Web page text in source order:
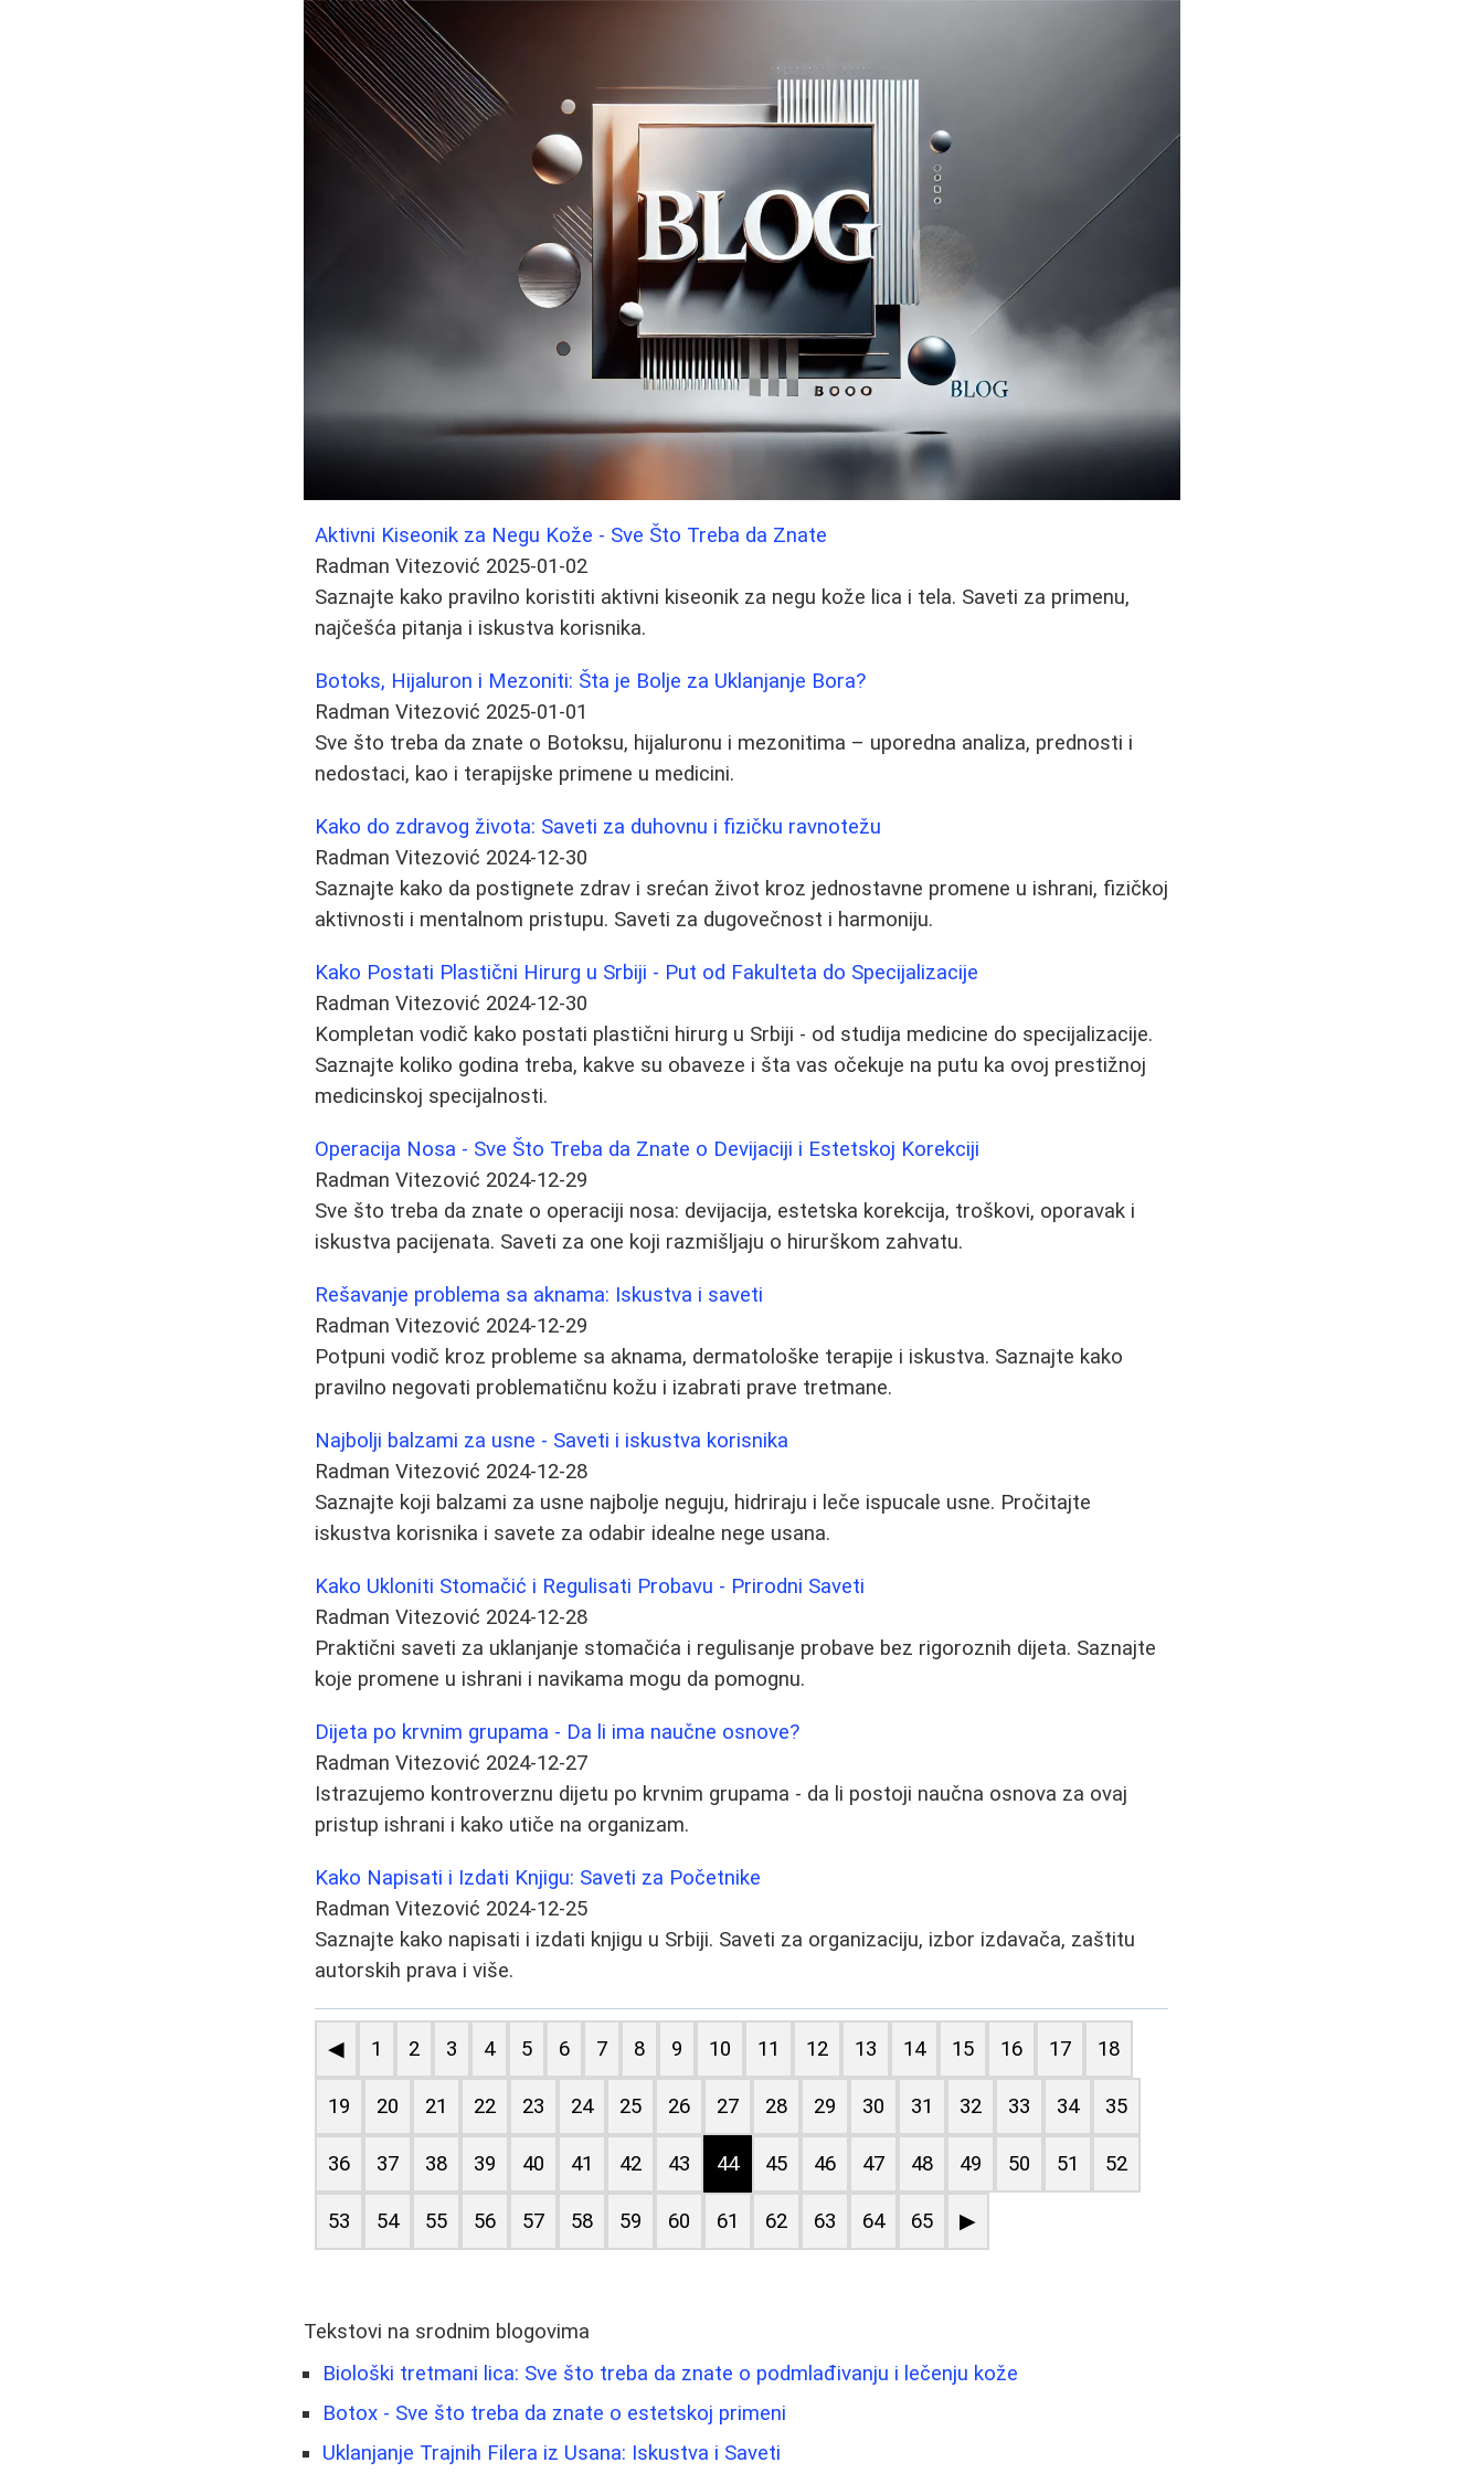
Aktivni Kiseonik za Negu Kože - Sve Što Treba da Znate
Radman Vitezović 2025-01-02
Saznajte kako pravilno koristiti aktivni kiseonik za negu kože lica i tela. Saveti za primenu,
najčešća pitanja i iskustva korisnika.
Botoks, Hijaluron i Mezoniti: Šta je Bolje za Uklanjanje Bora?
Radman Vitezović 2025-01-01
Sve što treba da znate o Botoksu, hijaluronu i mezonitima – uporedna analiza, prednosti i
nedostaci, kao i terapijske primene u medicini.
Kako do zdravog života: Saveti za duhovnu i fizičku ravnotežu
Radman Vitezović 2024-12-30
Saznajte kako da postignete zdrav i srećan život kroz jednostavne promene u ishrani, fizičkoj
aktivnosti i mentalnom pristupu. Saveti za dugovečnost i harmoniju.
Kako Postati Plastični Hirurg u Srbiji - Put od Fakulteta do Specijalizacije
Radman Vitezović 2024-12-30
Kompletan vodič kako postati plastični hirurg u Srbiji - od studija medicine do specijalizacije.
Saznajte koliko godina treba, kakve su obaveze i šta vas očekuje na putu ka ovoj prestižnoj
medicinskoj specijalnosti.
Operacija Nosa - Sve Što Treba da Znate o Devijaciji i Estetskoj Korekciji
Radman Vitezović 2024-12-29
Sve što treba da znate o operaciji nosa: devijacija, estetska korekcija, troškovi, oporavak i
iskustva pacijenata. Saveti za one koji razmišljaju o hirurškom zahvatu.
Rešavanje problema sa aknama: Iskustva i saveti
Radman Vitezović 2024-12-29
Potpuni vodič kroz probleme sa aknama, dermatološke terapije i iskustva. Saznajte kako
pravilno negovati problematičnu kožu i izabrati prave tretmane.
Najbolji balzami za usne - Saveti i iskustva korisnika
Radman Vitezović 2024-12-28
Saznajte koji balzami za usne najbolje neguju, hidriraju i leče ispucale usne. Pročitajte
iskustva korisnika i savete za odabir idealne nege usana.
Kako Ukloniti Stomačić i Regulisati Probavu - Prirodni Saveti
Radman Vitezović 2024-12-28
Praktični saveti za uklanjanje stomačića i regulisanje probave bez rigoroznih dijeta. Saznajte
koje promene u ishrani i navikama mogu da pomognu.
Dijeta po krvnim grupama - Da li ima naučne osnove?
Radman Vitezović 2024-12-27
Istrazujemo kontroverznu dijetu po krvnim grupama - da li postoji naučna osnova za ovaj
pristup ishrani i kako utiče na organizam.
Kako Napisati i Izdati Knjigu: Saveti za Početnike
Radman Vitezović 2024-12-25
Saznajte kako napisati i izdati knjigu u Srbiji. Saveti za organizaciju, izbor izdavača, zaštitu
autorskih prava i više.
◀ 1 2 3 4 5 6 7 8 9 10 11 12 13 14 15 16 17 18
19 20 21 22 23 24 25 26 27 28 29 30 31 32 33 34 35
36 37 38 39 40 41 42 43 44 45 46 47 48 49 50 51 52
53 54 55 56 57 58 59 60 61 62 63 64 65 ▶
Tekstovi na srodnim blogovima
Biološki tretmani lica: Sve što treba da znate o podmlađivanju i lečenju kože
Botox - Sve što treba da znate o estetskoj primeni
Uklanjanje Trajnih Filera iz Usana: Iskustva i Saveti